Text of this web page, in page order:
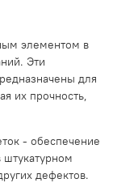
элементом в
Эти
для
их прочность,
- обеспечение
дефектов.